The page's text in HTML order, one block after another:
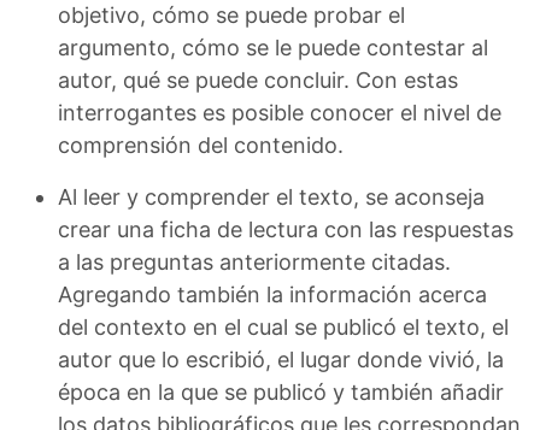
objetivo, cómo se puede probar el
argumento, cómo se le puede contestar al
autor, qué se puede concluir. Con estas
interrogantes es posible conocer el nivel de
comprensión del contenido.
Al leer y comprender el texto, se aconseja
crear una ficha de lectura con las respuestas
a las preguntas anteriormente citadas.
Agregando también la información acerca
del contexto en el cual se publicó el texto, el
autor que lo escribió, el lugar donde vivió, la
época en la que se publicó y también añadir
los datos bibliográficos que les correspondan